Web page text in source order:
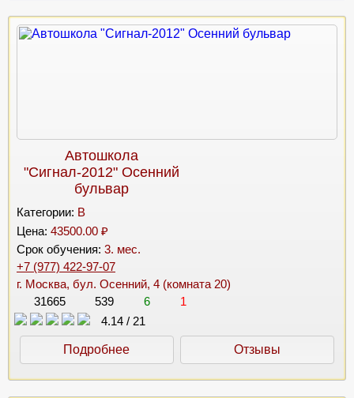
Автошкола
"Сигнал-2012" Осенний
бульвар
Категории: B
Цена: 43500.00 ₽
Срок обучения: 3. мес.
+7 (977) 422-97-07
г. Москва, бул. Осенний, 4 (комната 20)
31665
539 6
1
4.14 / 21
Подробнее Отзывы